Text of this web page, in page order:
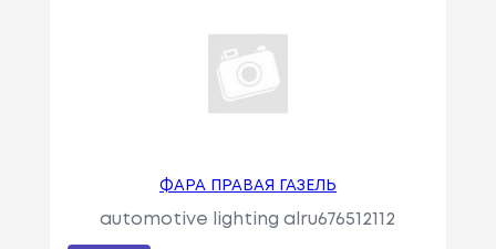
ФАРА ПРАВАЯ ГАЗЕЛЬ
automotive lighting alru676512112